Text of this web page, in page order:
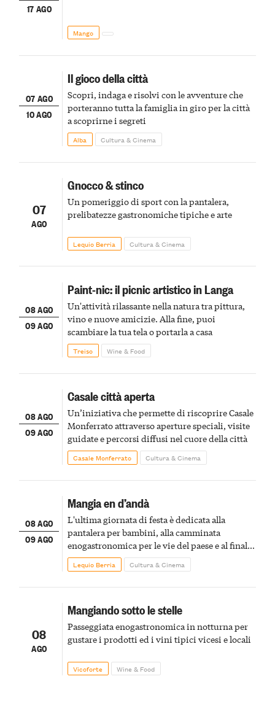
17 AGO
Mango
07 AGO
10 AGO
Il gioco della città
Scopri, indaga e risolvi con le avventure che
porteranno tutta la famiglia in giro per la città
a scoprirne i segreti
Alba Cultura & Cinema
07
AGO
Gnocco & stinco
Un pomeriggio di sport con la pantalera,
prelibatezze gastronomiche tipiche e arte
Lequio Berria Cultura & Cinema
08 AGO
09 AGO
Paint-nic: il picnic artistico in Langa
Un'attività rilassante nella natura tra pittura,
vino e nuove amicizie. Alla fine, puoi
scambiare la tua tela o portarla a casa
Treiso Wine & Food
08 AGO
09 AGO
Casale città aperta
Un’iniziativa che permette di riscoprire Casale
Monferrato attraverso aperture speciali, visite
guidate e percorsi diffusi nel cuore della città
Casale Monferrato Cultura & Cinema
08 AGO
09 AGO
Mangia en d’andà
L'ultima giornata di festa è dedicata alla
pantalera per bambini, alla camminata
enogastronomica per le vie del paese e al finale
pirotecnico
Lequio Berria Cultura & Cinema
08
AGO
Mangiando sotto le stelle
Passeggiata enogastronomica in notturna per
gustare i prodotti ed i vini tipici vicesi e locali
Vicoforte Wine & Food